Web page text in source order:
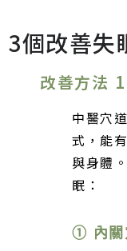
3個改善失
改善方法
中醫穴
式，能
與身體
眠：
① 內關